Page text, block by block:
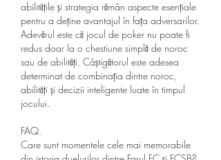
abilitățile și strategia rămân aspecte esențiale
pentru a deține avantajul în fața adversarilor.
Adevărul este că jocul de poker nu poate fi
redus doar la o chestiune simplă de noroc
sau de abilități. Câștigătorul este adesea
determinat de combinația dintre noroc,
abilități și decizii inteligente luate în timpul
jocului.
FAQ.
Care sunt momentele cele mai memorabile